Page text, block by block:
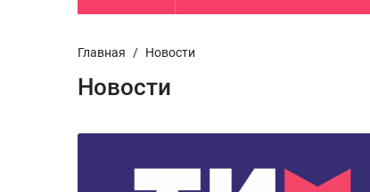
Главная / Новости
Новости